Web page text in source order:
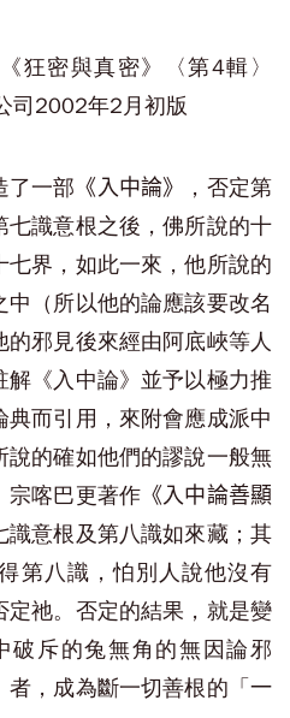
狂密與真密》〈第4輯〉
司2002年2月初版
了一部 《入中論》
，否定第
識意根之後，佛所說的十
七界，如此一來，他所說的
（所以他的論應該要改名
的邪見後來經由阿底峽等人
《入中論》並予以極力推
而引用，來附會應成派中
的確如他們的謬說一般無
宗喀巴更著作 《入中論善顯
識意根及第八識如來藏；其
第八識，怕別人說他沒有
定祂。否定的結果，就是變
破斥的兔無角的無因論邪
者，成為斷一切善根的「一